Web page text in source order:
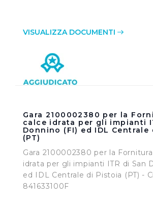
VISUALIZZA DOCUMENTI
Gara 2100002380 per la
calce idrata per gli impianti
Donnino (FI) ed IDL Centrale
(PT)
Gara 2100002380 per la
idrata per gli impianti ITR di San
ed IDL Centrale di Pistoia (PT) -
841633100F